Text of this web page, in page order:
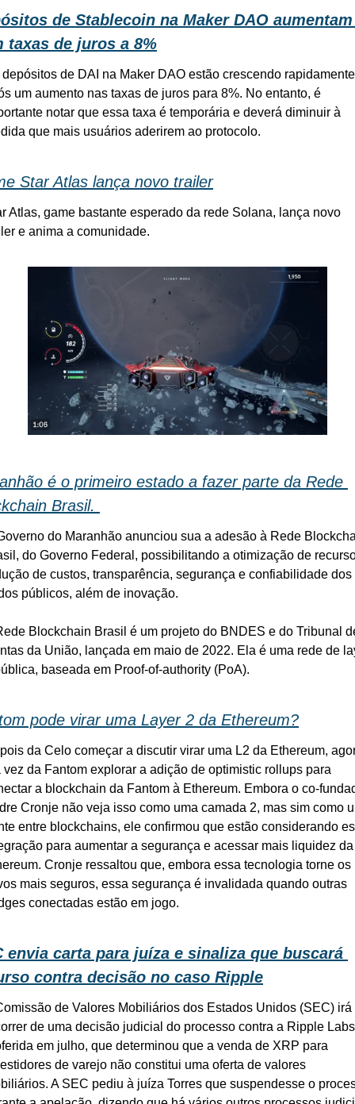
de Stablecoin na Maker DAO aumentam
taxas de juros a 8%
depósitos de DAI na Maker DAO estão crescendo rapidamente
um aumento nas taxas de juros para 8%. No entanto, é
notar que essa taxa é temporária e deverá diminuir à
que mais usuários aderirem ao protocolo.
Star Atlas lança novo trailer
Atlas, game bastante esperado da rede Solana, lança novo
e anima a comunidade.
é o primeiro estado a fazer parte da Rede
Brasil.
do Maranhão anunciou sua a adesão à Rede
do Governo Federal, possibilitando a otimização de
de custos, transparência, segurança e confiabilidade dos
públicos, além de inovação.
Blockchain Brasil é um projeto do BNDES e do Tribunal
da União, lançada em maio de 2022. Ela é uma rede de
baseada em Proof-of-authority (PoA).
pode virar uma Layer 2 da Ethereum?
da Celo começar a discutir virar uma L2 da Ethereum,
vez da Fantom explorar a adição de optimistic rollups para
a blockchain da Fantom à Ethereum. Embora o co-
Cronje não veja isso como uma camada 2, mas sim como
entre blockchains, ele confirmou que estão considerando
para aumentar a segurança e acessar mais liquidez da
Cronje ressaltou que, embora essa tecnologia torne os
mais seguros, essa segurança é invalidada quando outras
conectadas estão em jogo.
envia carta para juíza e sinaliza que buscará
contra decisão no caso Ripple
de Valores Mobiliários dos Estados Unidos (SEC) irá
de uma decisão judicial do processo contra a Ripple Labs
em julho, que determinou que a venda de XRP para
de varejo não constitui uma oferta de valores
A SEC pediu à juíza Torres que suspendesse o